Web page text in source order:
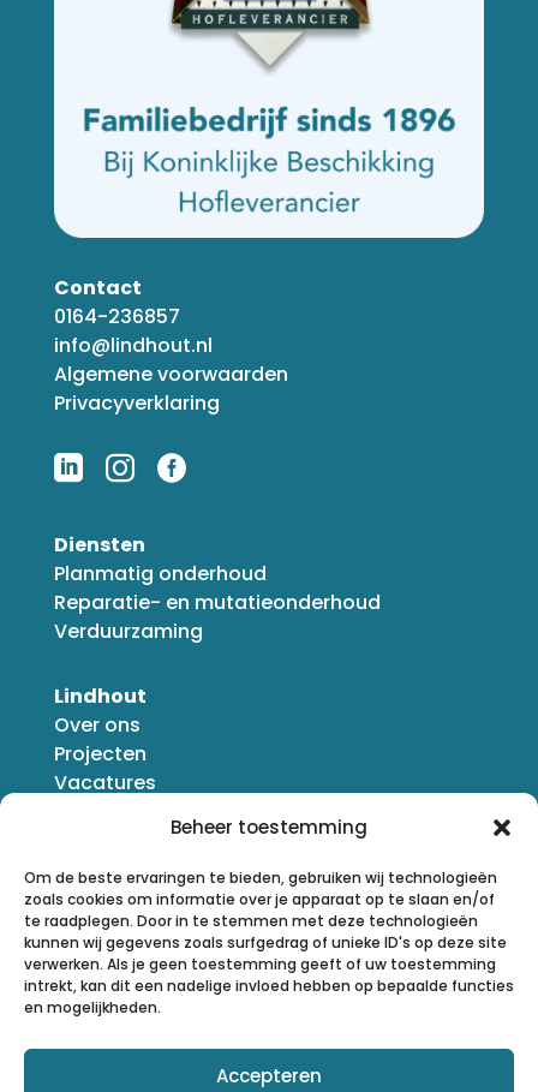
Beheer toestemming
Om de beste ervaringen te bieden, gebruiken wij technologieën
zoals cookies om informatie over je apparaat op te slaan en/of
te raadplegen. Door in te stemmen met deze technologieën
kunnen wij gegevens zoals surfgedrag of unieke ID's op deze site
verwerken. Als je geen toestemming geeft of uw toestemming
intrekt, kan dit een nadelige invloed hebben op bepaalde functies
en mogelijkheden.
Accepteren
Lindhout
Over ons
Projecten
Vacatures
Diensten
Planmatig onderhoud
Reparatie- en mutatieonderhoud
Verduurzaming
Contact
0164-236857
info@lindhout.nl
Algemene voorwaarden
Privacyverklaring
  